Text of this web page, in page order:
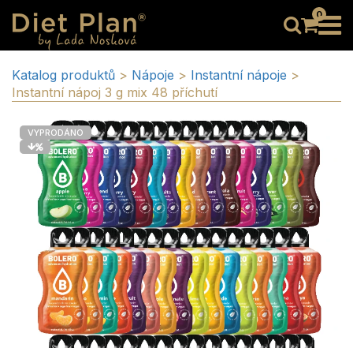
0
Katalog produktů > Nápoje > Instantní nápoje >
Instantní nápoj 3 g mix 48 příchutí
VYPRODÁNO